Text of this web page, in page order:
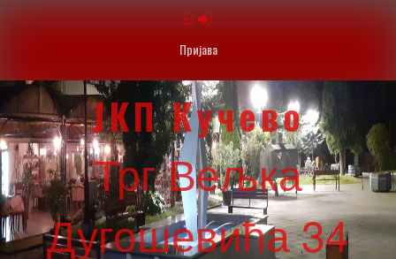
Пријава
ЈКП Кучево
Трг Вељка
Дугошевића 34